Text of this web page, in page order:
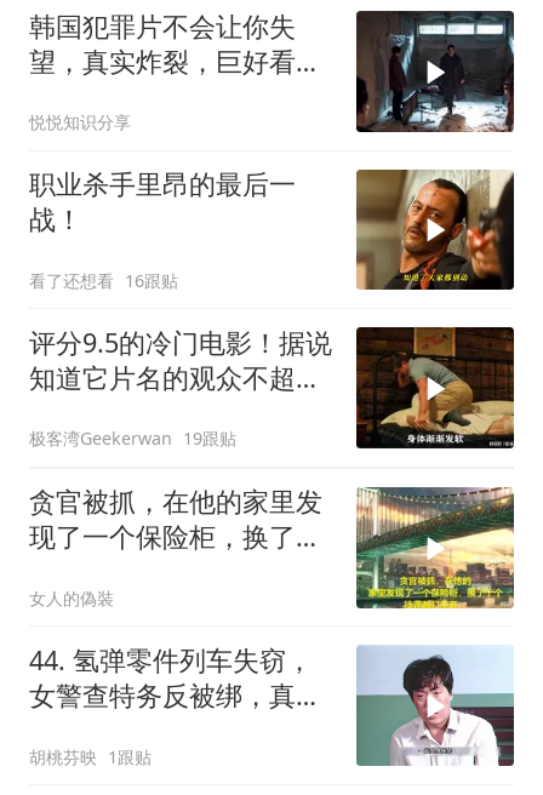
韩国犯罪片不会让你失
望，真实炸裂，巨好看！
悦悦知识分享
职业杀手里昂的最后一
战！
看了还想看 16跟贴
评分9.5的冷门电影！据说
知道它片名的观众不超过
极客湾Geekerwan 19跟贴
贪官被抓，在他的家里发
现了一个保险柜，换了十
女人的偽裝
44. 氢弹零件列车失窃，
女警查特务反被绑，真凶
胡桃芬映 1跟贴